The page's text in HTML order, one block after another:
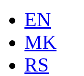
EN
MK
RS